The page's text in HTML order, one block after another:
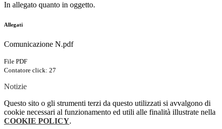
In allegato quanto in oggetto.
Allegati
Comunicazione N.pdf
File PDF
Contatore click: 27
Notizie
Questo sito o gli strumenti terzi da questo utilizzati si avvalgono di
cookie necessari al funzionamento ed utili alle finalità illustrate nella
COOKIE POLICY.